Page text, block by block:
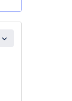
expand_more